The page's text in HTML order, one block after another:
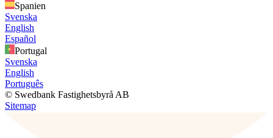
Spanien
Svenska
English
Español
Portugal
Svenska
English
Português
© Swedbank Fastighetsbyrå AB
Sitemap